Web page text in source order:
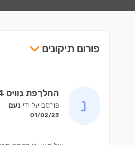
פורום תיקונים
החלךפת גוויס 4 בגוויס 3
פורסם על ידי נעם
01/02/23